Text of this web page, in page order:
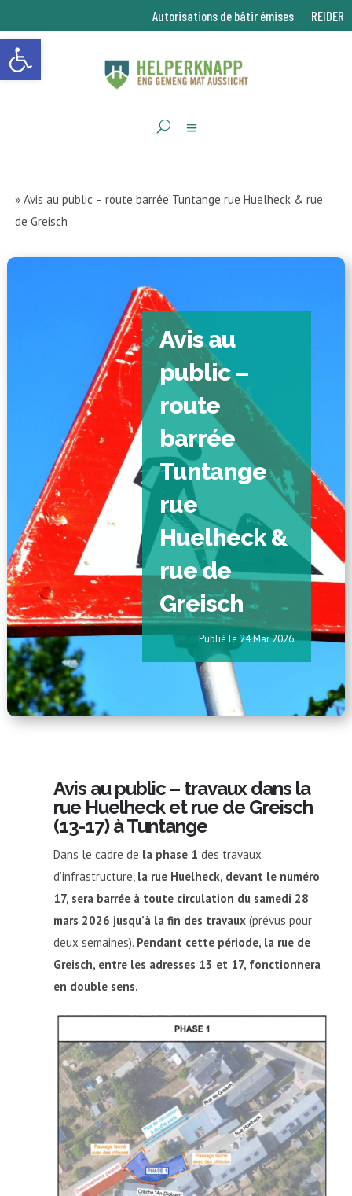
Ouvrir la barre d’outils
Autorisations de bâtir émises REIDER
» Avis au public – route barrée Tuntange rue Huelheck & rue
de Greisch
Avis au
public –
route
barrée
Tuntange
rue
Huelheck &
rue de
Greisch
24 Mar 2026
Avis au public – travaux dans la
rue Huelheck et rue de Greisch
(13-17) à Tuntange
Dans le cadre de la phase 1 des travaux
d’infrastructure, la rue Huelheck, devant le numéro
17, sera barrée à toute circulation du samedi 28
mars 2026 jusqu’à la fin des travaux(prévus pour
deux semaines). Pendant cette période, la rue de
Greisch, entre les adresses 13 et 17, fonctionnera
en double sens.